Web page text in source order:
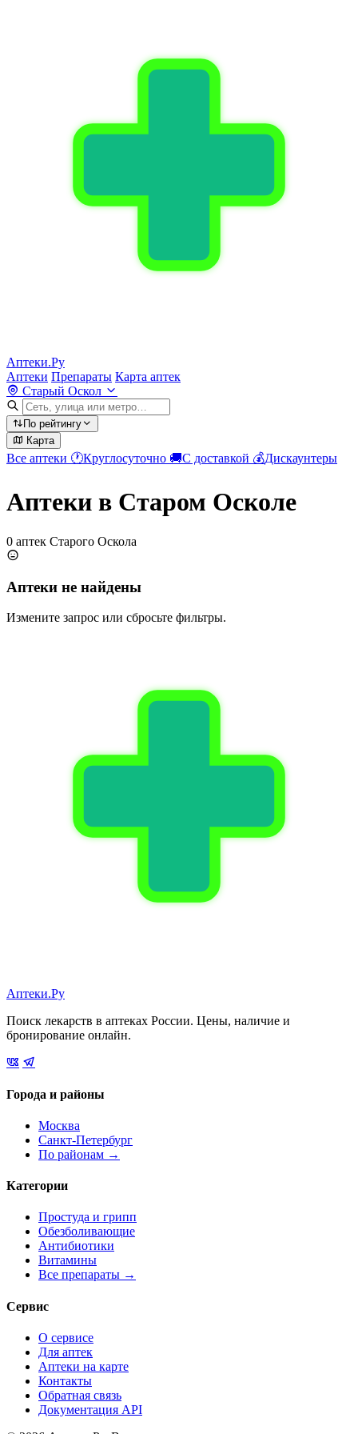
Аптеки.Ру
Аптеки Препараты Карта аптек
Старый Оскол
По рейтингу
Карта
Все аптеки 🕐Круглосуточно 🚚С доставкой 💰Дискаунтеры
Аптеки в Старом Осколе
0 аптек Старого Оскола
Аптеки не найдены
Измените запрос или сбросьте фильтры.
Аптеки.Ру
Поиск лекарств в аптеках России. Цены, наличие и
бронирование онлайн.
Города и районы
Москва
Санкт-Петербург
По районам →
Категории
Простуда и грипп
Обезболивающие
Антибиотики
Витамины
Все препараты →
Сервис
О сервисе
Для аптек
Аптеки на карте
Контакты
Обратная связь
Документация API